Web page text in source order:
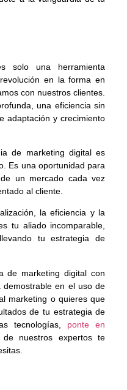
solo una herramienta
en la forma en
con nuestros clientes.
una eficiencia sin
adaptación y crecimiento
de marketing digital es
Es una oportunidad para
un mercado cada vez
al cliente.
la eficiencia y la
tu aliado incomparable,
tu estrategia de
de marketing digital con
en el uso de
marketing o quieres que
de tu estrategia de
tecnologías, ponte en
nuestros expertos te